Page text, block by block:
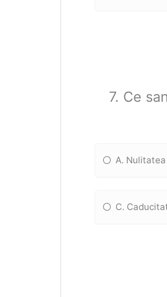
7. Ce
A.
C.